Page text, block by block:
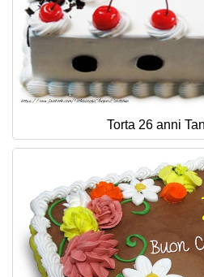
Torta 26 anni